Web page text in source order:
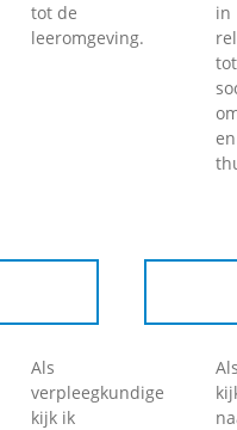
tot de
leeromgeving.
in
Als
verpleegkundige
kijk ik